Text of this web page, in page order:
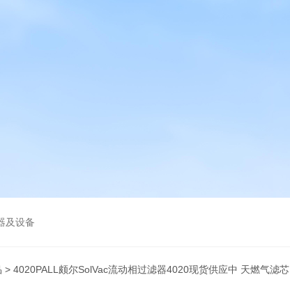
及设备
> 4020PALL颇尔SolVac流动相过滤器4020现货供应中 天燃气滤芯